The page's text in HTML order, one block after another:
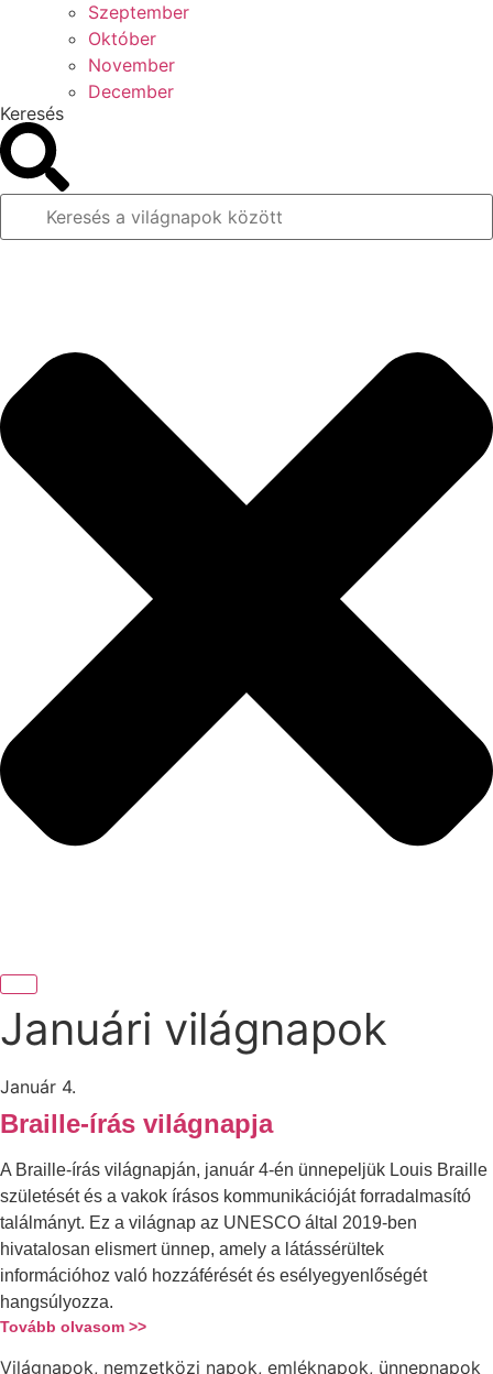
Szeptember
Október
November
December
Keresés
Januári világnapok
Január 4.
Braille-írás világnapja
A Braille-írás világnapján, január 4-én ünnepeljük Louis Braille
születését és a vakok írásos kommunikációját forradalmasító
találmányt. Ez a világnap az UNESCO által 2019-ben
hivatalosan elismert ünnep, amely a látássérültek
információhoz való hozzáférését és esélyegyenlőségét
hangsúlyozza.
Tovább olvasom >>
Világnapok, nemzetközi napok, emléknapok, ünnepnapok